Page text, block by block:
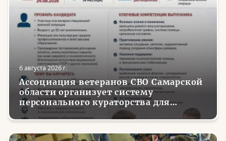
6 августа 2026 г.
Ассоциация ветеранов СВО Самарской
области организует систему
персонального кураторства для
трудоустройства и социализации
вернувшихся с фронта бойцов